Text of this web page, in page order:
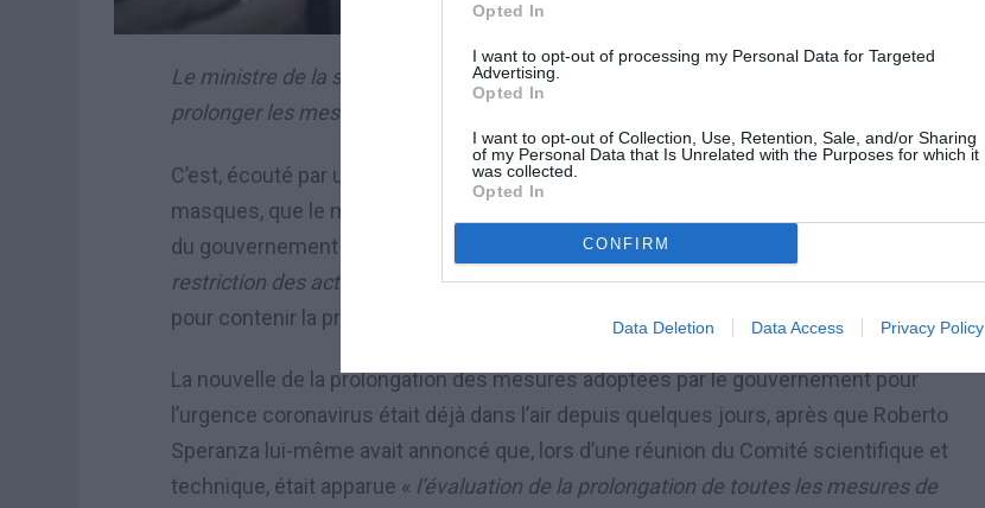
Opted In
I want to opt-out of processing my Personal Data for Targeted
Advertising.
Opted In
I want to opt-out of Collection, Use, Retention, Sale, and/or Sharing
of my Personal Data that Is Unrelated with the Purposes for which it
was collected.
Opted In
CONFIRM
Data Deletion Data Access Privacy Policy
Le ministre de la santé Roberto Speranza a réitéré la décision du gouvernement de
prolonger les mesures prises pour l’urgence coronavirus.
C’est, écouté par un bon nombre de sénateurs portant tous des gants et des
masques, que le ministre de la santé Roberto Speranza a annoncé que la décision
du gouvernement est de «
prolonger jusqu’au 13/04/2020, toutes les mesures de
restriction des activités et des déplacements individuels prises jusqu’à présent»
pour contenir la propagation du coronavirus en Italie.
La nouvelle de la prolongation des mesures adoptées par le gouvernement pour
l’urgence coronavirus était déjà dans l’air depuis quelques jours, après que Roberto
Speranza lui-même avait annoncé que, lors d’une réunion du Comité scientifique et
technique, était apparue « l’évaluation de la prolongation de toutes les mesures de